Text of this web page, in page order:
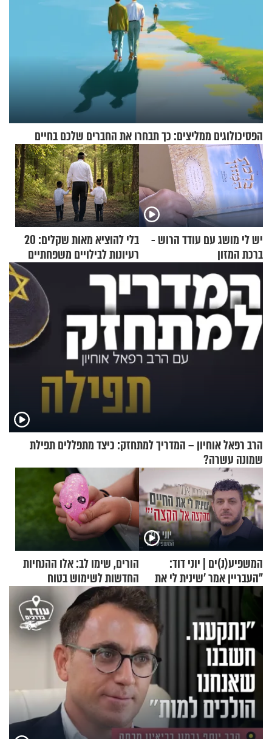
הפסיכולוגים ממליצים: כך תבחרו את החברים שלכם בחיים
יש לי מושג עם עודד הרוש -
ברכת המזון
בלי להוציא מאות שקלים: 20
רעיונות לבילויים משפחתיים
כמעט בחינם
הרב רפאל אוחיון – המדריך למתחזק: כיצד מתפללים תפילת
שמונה עשרה?
המשפיע(נ)ים | יוני דוד:
"העבריין אמר 'שינית לי את
החיים מהקצה אל הקצה'"
הורים, שימו לב: אלו ההנחיות
החדשות לשימוש בטוח
בסקווישי לאחר מקרי אשפוז